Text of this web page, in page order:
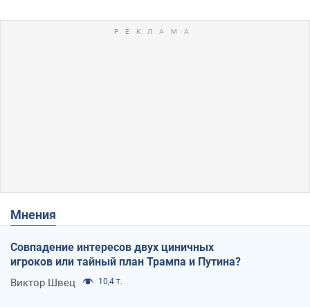
Мнения
Совпадение интересов двух циничных
игроков или тайный план Трампа и Путина?
Виктор Швец 10,4 т.